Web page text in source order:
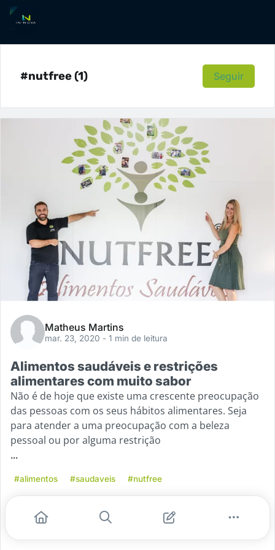
#nutfree (1) Seguir
Matheus Martins
mar. 23, 2020 - 1 min de leitura
Alimentos saudáveis e restrições
alimentares com muito sabor
Não é de hoje que existe uma crescente preocupação
das pessoas com os seus hábitos alimentares. Seja
para atender a uma preocupação com a beleza
pessoal ou por alguma restrição
...
#alimentos #saudaveis #nutfree
Leia mais